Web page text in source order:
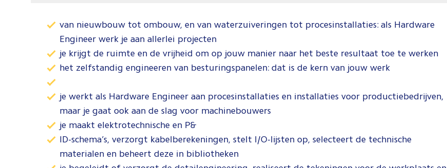
van nieuwbouw tot ombouw, en van waterzuiveringen tot procesinstallaties: als Hardware
Engineer werk je aan allerlei projecten
je krijgt de ruimte en de vrijheid om op jouw manier naar het beste resultaat toe te werken
het zelfstandig engineeren van besturingspanelen: dat is de kern van jouw werk
je werkt als Hardware Engineer aan procesinstallaties en installaties voor productiebedrijven,
maar je gaat ook aan de slag voor machinebouwers
je maakt elektrotechnische en P&
ID-schema’s, verzorgt kabelberekeningen, stelt I/O-lijsten op, selecteert de technische
materialen en beheert deze in bibliotheken